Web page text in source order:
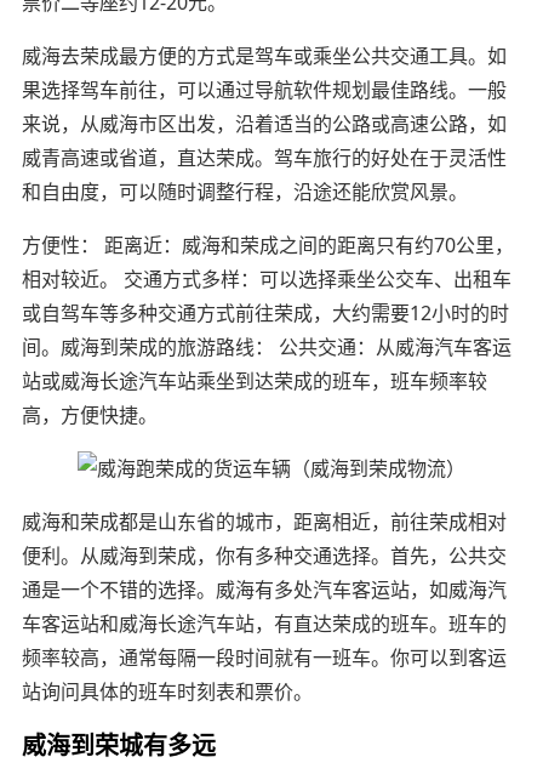
威海去荣成最方便的方式是驾车或乘坐公共交通工具。如
果选择驾车前往，可以通过导航软件规划最佳路线。一般
来说，从威海市区出发，沿着适当的公路或高速公路，如
威青高速或省道，直达荣成。驾车旅行的好处在于灵活性
和自由度，可以随时调整行程，沿途还能欣赏风景。
方便性： 距离近：威海和荣成之间的距离只有约70公里，
相对较近。 交通方式多样：可以选择乘坐公交车、出租车
或自驾车等多种交通方式前往荣成，大约需要12小时的时
间。威海到荣成的旅游路线： 公共交通：从威海汽车客运
站或威海长途汽车站乘坐到达荣成的班车，班车频率较
高，方便快捷。
威海和荣成都是山东省的城市，距离相近，前往荣成相对
便利。从威海到荣成，你有多种交通选择。首先，公共交
通是一个不错的选择。威海有多处汽车客运站，如威海汽
车客运站和威海长途汽车站，有直达荣成的班车。班车的
频率较高，通常每隔一段时间就有一班车。你可以到客运
站询问具体的班车时刻表和票价。
威海到荣城有多远